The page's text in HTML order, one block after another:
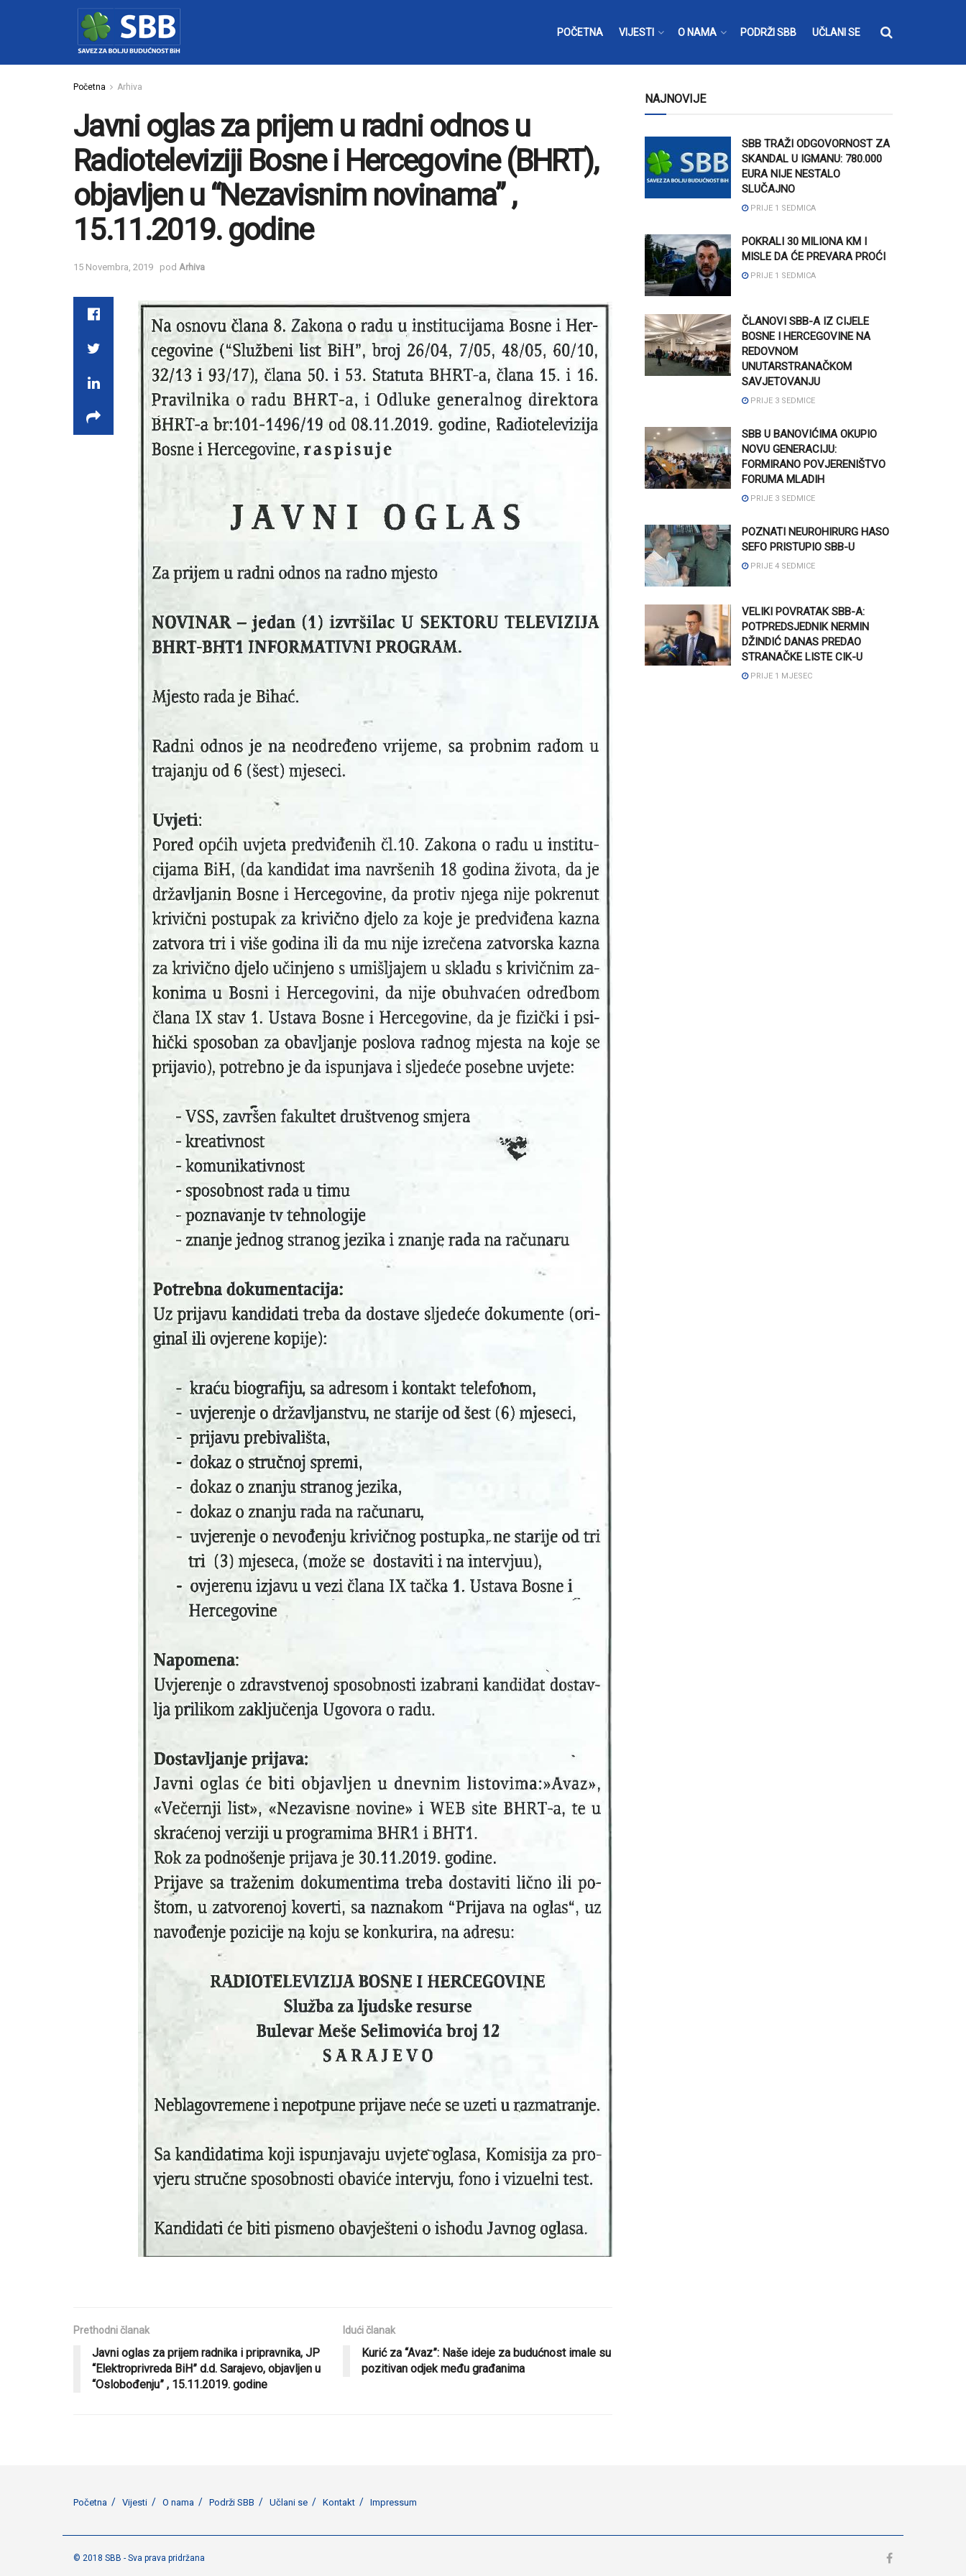
POČETNA VIJESTI O NAMA PODRŽI SBB UČLANI SE
Početna Arhiva
Javni oglas za prijem u radni odnos u
Radioteleviziji Bosne i Hercegovine (BHRT),
objavljen u “Nezavisnim novinama” ,
15.11.2019. godine
15 Novembra, 2019 pod Arhiva
Prethodni članak
Javni oglas za prijem radnika i pripravnika, JP
“Elektroprivreda BiH” d.d. Sarajevo, objavljen u
“Oslobođenju” , 15.11.2019. godine
Idući članak
Kurić za “Avaz”: Naše ideje za budućnost imale su
pozitivan odjek među građanima
NAJNOVIJE
SBB TRAŽI ODGOVORNOST ZA
SKANDAL U IGMANU: 780.000
EURA NIJE NESTALO
SLUČAJNO
PRIJE 1 SEDMICA
POKRALI 30 MILIONA KM I
MISLE DA ĆE PREVARA PROĆI
PRIJE 1 SEDMICA
ČLANOVI SBB-A IZ CIJELE
BOSNE I HERCEGOVINE NA
REDOVNOM
UNUTARSTRANAČKOM
SAVJETOVANJU
PRIJE 3 SEDMICE
SBB U BANOVIĆIMA OKUPIO
NOVU GENERACIJU:
FORMIRANO POVJERENIŠTVO
FORUMA MLADIH
PRIJE 3 SEDMICE
POZNATI NEUROHIRURG HASO
SEFO PRISTUPIO SBB-U
PRIJE 4 SEDMICE
VELIKI POVRATAK SBB-A:
POTPREDSJEDNIK NERMIN
DŽINDIĆ DANAS PREDAO
STRANAČKE LISTE CIK-U
PRIJE 1 MJESEC
Početna Vijesti O nama Podrži SBB Učlani se Kontakt Impressum
© 2018 SBB - Sva prava pridržana